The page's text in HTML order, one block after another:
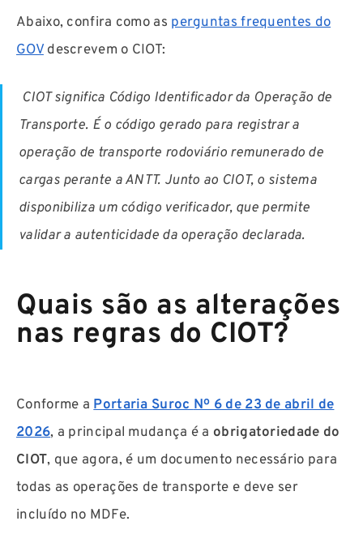
Abaixo, confira como as perguntas frequentes do
GOVdescrevem o CIOT:
CIOT significa Código Identificador da Operação de
Transporte. É o código gerado para registrar a
operação de transporte rodoviário remunerado de
cargas perante a ANTT. Junto ao CIOT, o sistema
disponibiliza um código verificador, que permite
validar a autenticidade da operação declarada.
Quais são as alterações
nas regras do CIOT?
Conforme aPortaria SurocNº 6 de 23 de abril de
2026, a principal mudança é a obrigatoriedade do
CIOT, que agora, é um documento necessário para
todas as operações de transporte e deve ser
incluído no MDFe.